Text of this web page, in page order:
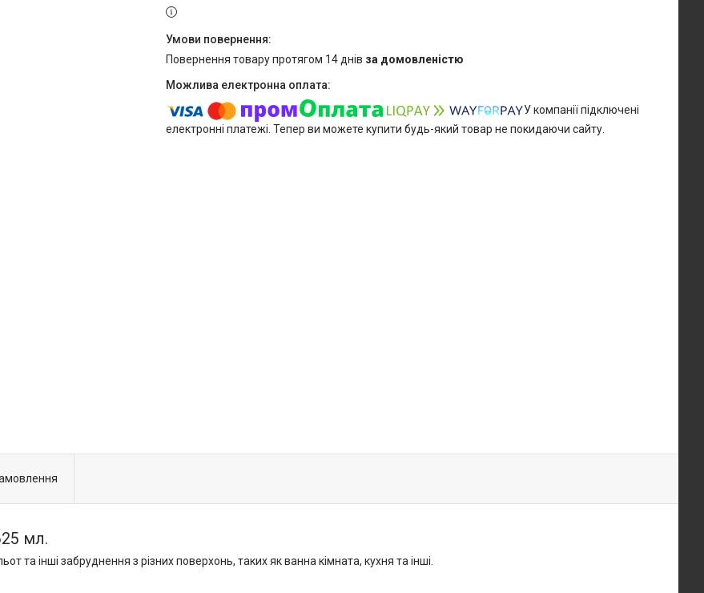
повернення товару протягом 14 днів за домовленістю
У компанії підключені
електронні платежі. Тепер ви можете купити будь-який товар не покидаючи сайту.
мл.
та інші забруднення з різних поверхонь, таких як ванна кімната, кухня та інші.